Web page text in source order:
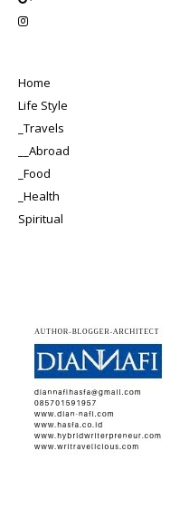
Home
Life Style
_Travels
__Abroad
_Food
_Health
Spiritual